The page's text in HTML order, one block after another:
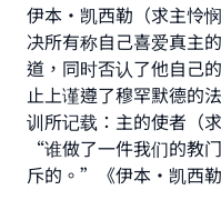
伊本·凯西勒（求主怜
决所有称自己喜爱真主
道，同时否认了他自己
止上谨遵了穆罕默德的
训所记载：主的使者（
“谁做了一件我们的教
斥的。”《伊本·凯西